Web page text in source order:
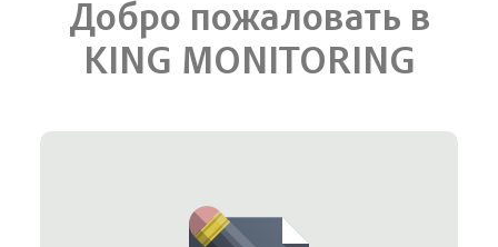
Добро пожаловать в
KING MONITORING